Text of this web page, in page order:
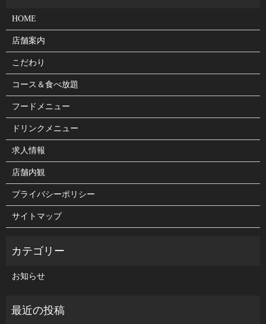
HOME
店舗案内
こだわり
コース＆食べ放題
フードメニュー
ドリンクメニュー
求人情報
店舗内観
プライバシーポリシー
サイトマップ
お知らせ